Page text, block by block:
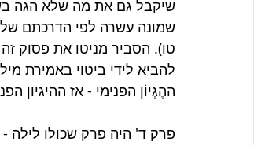
שיקבל גם את מה שלא הגה
שמונה עשרה לפי הדרכתם של
טו). הסביר מניטו את פסוק
להביא לידי ביטוי באמירת
ההֶגְיוֹן הפנימי - אז ההיגיון
פרק ד' היה פרק שכולו לילה -